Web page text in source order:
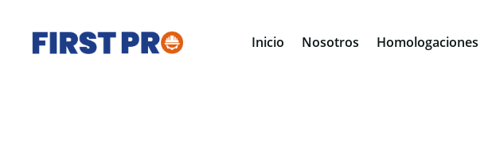
Inicio Nosotros Homologaciones